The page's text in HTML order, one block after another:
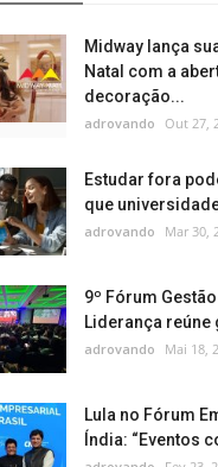
Midway lança
Natal com a
decoração...
adrovando Out 27,
Estudar fora
que
adrovando Mar 30,
9º Fórum
Liderança
adrovando Mai 18,
Lula no Fórum
Índia: “Eventos